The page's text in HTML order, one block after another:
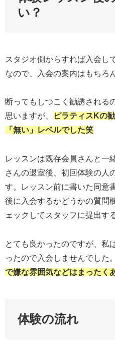
い？
スタジオ側からすれば入会し
なので、入会の案内はもちろ
断ってもしつこく勧誘される
思いますが、
ピラティスKの
「 無い 」レベルでした笑
レッスンは既存会員さんと一
さんの退室後、初回体験の人
す。レッスン前に書いた同意
後に入会するかどうかの質問
ェックしてスタッフに提出す
とても良かったのですが、私
ったので入会しませんでした
で嫌な雰囲気などはまったく
体験の流れ